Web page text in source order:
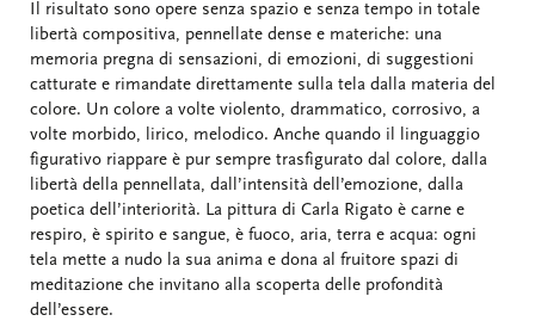
Il risultato sono opere senza spazio e senza tempo in totale
libertà compositiva, pennellate dense e materiche: una
memoria pregna di sensazioni, di emozioni, di suggestioni
catturate e rimandate direttamente sulla tela dalla materia del
colore. Un colore a volte violento, drammatico, corrosivo, a
volte morbido, lirico, melodico. Anche quando il linguaggio
figurativo riappare è pur sempre trasfigurato dal colore, dalla
libertà della pennellata, dall’intensità dell’emozione, dalla
poetica dell’interiorità. La pittura di Carla Rigato è carne e
respiro, è spirito e sangue, è fuoco, aria, terra e acqua: ogni
tela mette a nudo la sua anima e dona al fruitore spazi di
meditazione che invitano alla scoperta delle profondità
dell’essere.